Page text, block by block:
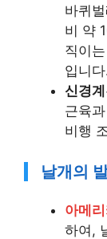
바퀴
비 약
직이는
입니
신경계
근육
비행
날개의
아메
하여,